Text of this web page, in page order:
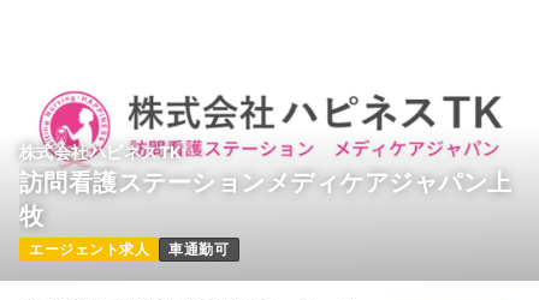
株式会社ハピネスTK
訪問看護ステーションメディケアジャパン上
牧
エージェント求人 車通勤可